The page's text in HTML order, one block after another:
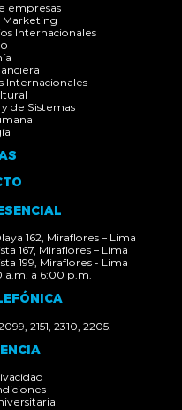
empresas
Marketing
Internacionales
Internacionales
de Sistemas
162, Miraflores – Lima
167, Miraflores – Lima
199, Miraflores - Lima
a.m. a 6:00 p.m.
2151, 2310, 2205.